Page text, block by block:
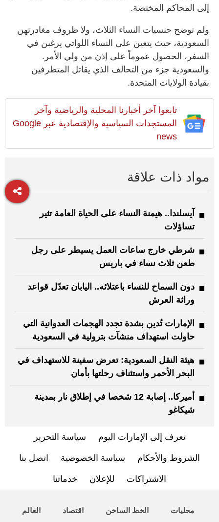
إلى المحاكم المختصة.
ولم توضح جنسيات النساء الثلاث، ولا ظروف مغادرتهن
السعودية، حيث يتعين على النساء اللواتي يرغبن في
السفر، الحصول عموماً على إذن من ولي الأمر.
والسعودية جزء من التحالف الذي يقاتل المتطرفين
بقيادة الولايات المتحدة.
تابعوا آخر أخبارنا المحلية والرياضية وآخر
المستجدات السياسية والإقتصادية عبر Google
news
مواد ذات علاقة
آيسلندا.. هيمنة النساء على الحياة العامة تثير
تساؤلات
شرطي خارج ساعات العمل يسيطر على رجل
طعن ثلاث نساء في باريس
دون السماح للنساء باعتلائه.. اليابان تعدّل قواعد
وراثة العرش
الإمارات تُدين بشدة تجدد الهجمات العدوانية التي
حاولت استهداف منشآت بترولية في السعودية
هيئة النقل السعودية: تعرض سفينة للاستهداف في
البحر الأحمر واستئناف رحلتها بأمان
أميركا.. إصابة 12 شخصا في إطلاق نار بمدينة
شيكاغو
تعرف إلى الإمارات اليوم سياسة التحرير
الشروط والأحكام سياسة الخصوصية اتصل بنا
الاشتراكات للإعلان خدماتنا
محليات الخط الساخن اقتصاد العالم